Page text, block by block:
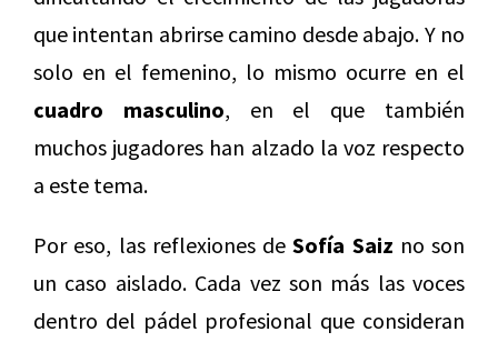
que intentan abrirse camino desde abajo. Y no
solo en el femenino, lo mismo ocurre en el
cuadro masculino, en el que también
muchos jugadores han alzado la voz respecto
a este tema.
Por eso, las reflexiones de Sofía Saiz no son
un caso aislado. Cada vez son más las voces
dentro del pádel profesional que consideran